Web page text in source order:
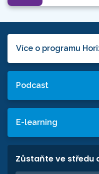
Více o programu
Podcast
E-learning
Zůstaňte ve středu